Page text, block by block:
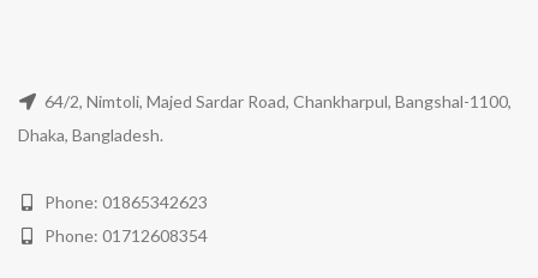
64/2, Nimtoli, Majed Sardar Road, Chankharpul, Bangshal-1100,
Dhaka, Bangladesh.
Phone: 01865342623
Phone: 01712608354